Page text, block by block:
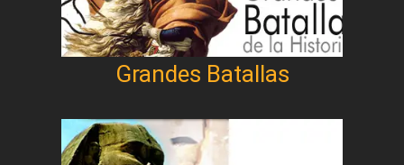
Grandes Batallas